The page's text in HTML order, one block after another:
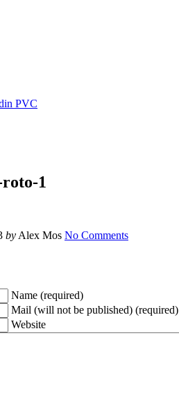
1
by Alex Mos No Comments
Name (required)
Mail (will not be published) (required)
Website